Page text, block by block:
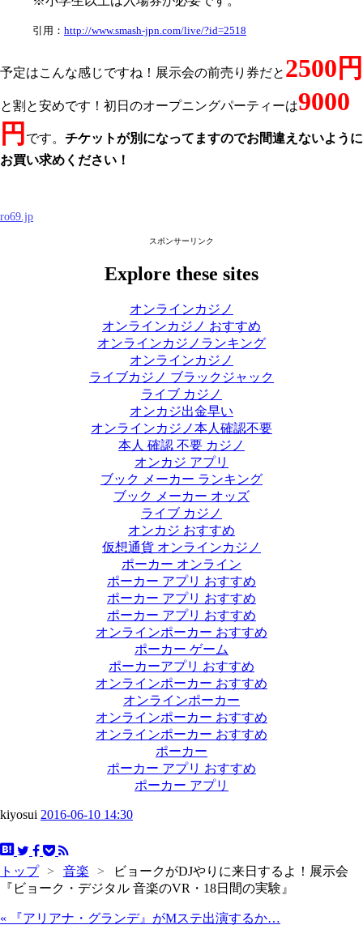
引用： http://www.smash-jpn.com/live/?id=2518
予定はこんな感じですね！展示会の前売り券だと 2500円
と割と安めです！初日のオープニングパーティーは9000
円 です。 チケットが別になってますのでお間違えないように
お買い求めください！
ro69.jp
スポンサーリンク
Explore these sites
オンラインカジノ
オンラインカジノ おすすめ
オンラインカジノランキング
オンラインカジノ
ライブカジノ ブラックジャック
ライブ カジノ
オンカジ出金早い
オンラインカジノ本人確認不要
本人 確認 不要 カジノ
オンカジ アプリ
ブック メーカー ランキング
ブック メーカー オッズ
ライブ カジノ
オンカジ おすすめ
仮想通貨 オンラインカジノ
ポーカー オンライン
ポーカー アプリ おすすめ
ポーカー アプリ おすすめ
ポーカー アプリ おすすめ
オンラインポーカー おすすめ
ポーカー ゲーム
ポーカーアプリ おすすめ
オンラインポーカー おすすめ
オンラインポーカー
オンラインポーカー おすすめ
オンラインポーカー おすすめ
ポーカー
ポーカー アプリ おすすめ
ポーカー アプリ
kiyosui 2016-06-10 14:30
トップ > 音楽 >
ビョークがDJやりに来日するよ！展示会
『ビョーク・デジタル 音楽のVR・18日間の実験』
«
『アリアナ・グランデ』がMステ出演するか…